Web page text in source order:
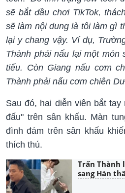
sẽ bắt đầu chơi TikTok,
sẽ làm nội dung là tôi làm gì
lại y chang vậy. Ví dụ,
Thành phải nấu lại một
tiếu. Còn Giang nấu cơm
Thành phải nấu cơm chiên
Sau đó, hai diễn viên bắt tay
đấu" trên sân khấu. Màn
đình đám trên sân khấu
thích thú.
Trấn Thành
sang Hàn